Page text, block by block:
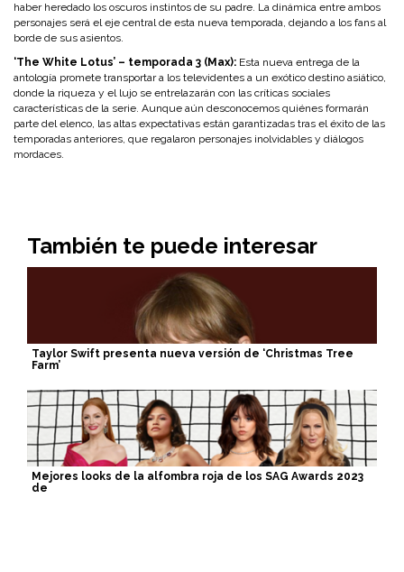
haber heredado los oscuros instintos de su padre. La dinámica entre ambos
personajes será el eje central de esta nueva temporada, dejando a los fans al
borde de sus asientos.
‘The White Lotus’ – temporada 3 (Max): Esta nueva entrega de la
antología promete transportar a los televidentes a un exótico destino asiático,
donde la riqueza y el lujo se entrelazarán con las críticas sociales
características de la serie. Aunque aún desconocemos quiénes formarán
parte del elenco, las altas expectativas están garantizadas tras el éxito de las
temporadas anteriores, que regalaron personajes inolvidables y diálogos
mordaces.
También te puede interesar
Taylor Swift presenta nueva versión de ‘Christmas Tree
Farm’
Mejores looks de la alfombra roja de los SAG Awards 2023
de